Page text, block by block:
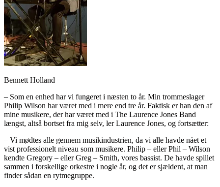
Bennett Holland
– Som en enhed har vi fungeret i næsten to år. Min trommeslager
Philip Wilson har været med i mere end tre år. Faktisk er han den af
mine musikere, der har været med i The Laurence Jones Band
længst, altså bortset fra mig selv, ler Laurence Jones, og fortsætter:
– Vi mødtes alle gennem musikindustrien, da vi alle havde nået et
vist professionelt niveau som musikere. Philip – eller Phil – Wilson
kendte Gregory – eller Greg – Smith, vores bassist. De havde spillet
sammen i forskellige orkestre i nogle år, og det er sjældent, at man
finder sådan en rytmegruppe.